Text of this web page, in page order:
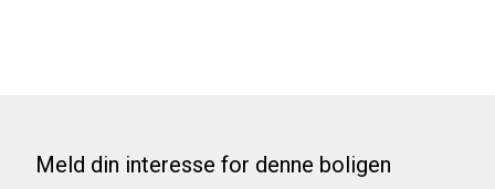
Meld din interesse for denne boligen